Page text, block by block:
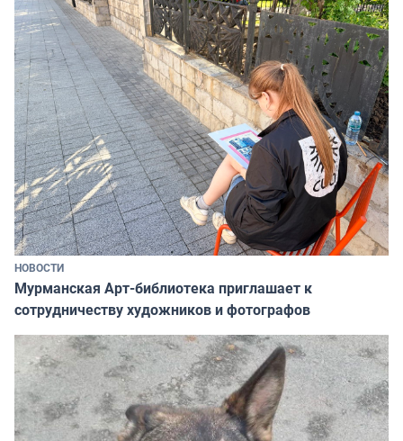
НОВОСТИ
Мурманская Арт-библиотека приглашает к
сотрудничеству художников и фотографов